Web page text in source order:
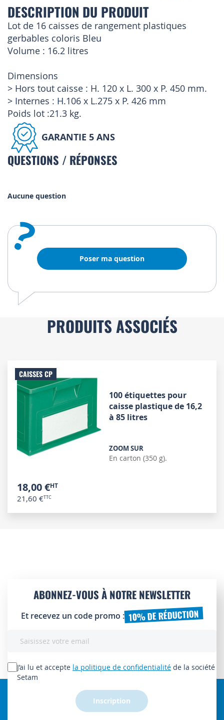
DESCRIPTION DU PRODUIT
Lot de 16 caisses de rangement plastiques
gerbables coloris Bleu
Volume : 16.2 litres
Dimensions
> Hors tout caisse : H. 120 x L. 300 x P. 450 mm.
> Internes : H.106 x L.275 x P. 426 mm
Poids lot :21.3 kg.
GARANTIE 5 ANS
QUESTIONS / RÉPONSES
Aucune question
? Poser ma question
PRODUITS ASSOCIÉS
CAISSES CP
100 étiquettes pour
caisse plastique de 16,2
à 85 litres
ZOOM SUR
En carton (350 g).
18,00 €
21,60 €
ABONNEZ-VOUS À NOTRE NEWSLETTER
Et recevez un code promo : 10% DE RÉDUCTION
lettre
d’information
J’ai lu et accepte la politique de confidentialité de la société
Setam
Inscription